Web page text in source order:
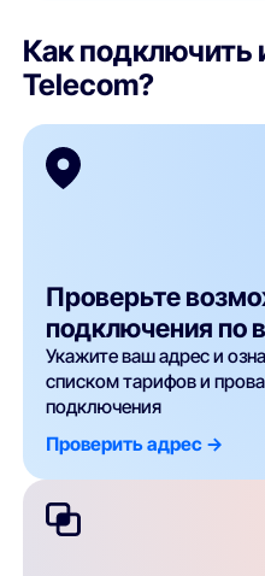
Как подключить
Telecom?
Проверьте
подключения по
Укажите ваш адрес и
списком тарифов и
подключения
Проверить адрес ->